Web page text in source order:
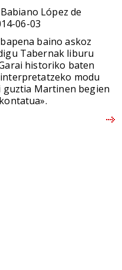
López de
06-03
baino askoz
Tabernak liburu
historiko baten
modu
Martinen begien